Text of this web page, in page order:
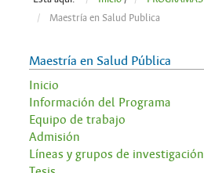
Maestría en Salud Publica
Maestría en Salud Pública
Inicio
Información del Programa
Equipo de trabajo
Admisión
Líneas y grupos de investigación